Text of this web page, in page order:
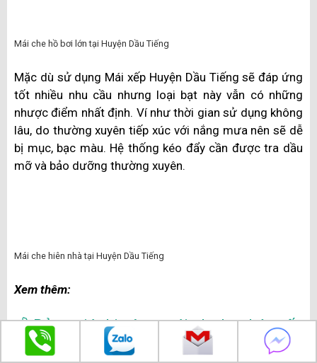
Mái che tôn Huyện Dầu Tiếng
Tuy nhiên, chất liệu này không cách âm và cách nhiệt
tốt như nhựa hay kính. Vào ngày mưa, tiếng mưa
không thể giảm được, thậm chí có cơn bão còn có khả
năng làm tốc mái. Ngày nắng nóng, dưới tác động của
nắng, mái tôn cũng không thể giảm nhiệt.
🏕️ Mái che vải bạt